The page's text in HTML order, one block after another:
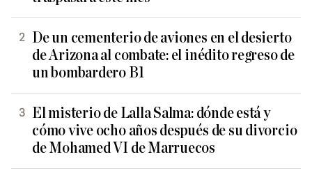
De un cementerio de aviones en el desierto
de Arizona al combate: el inédito regreso de
un bombardero B1
El misterio de Lalla Salma: dónde está y
cómo vive ocho años después de su divorcio
de Mohamed VI de Marruecos